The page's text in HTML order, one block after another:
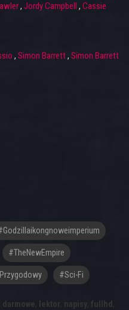
, Jordy Campbell , Cassie
, Simon Barrett, Simon Barrett
#TheNewEmpire
#sci-Fi
darmowe, lektor, napisy, fullhd ,